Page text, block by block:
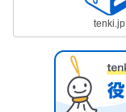
tenki.jp